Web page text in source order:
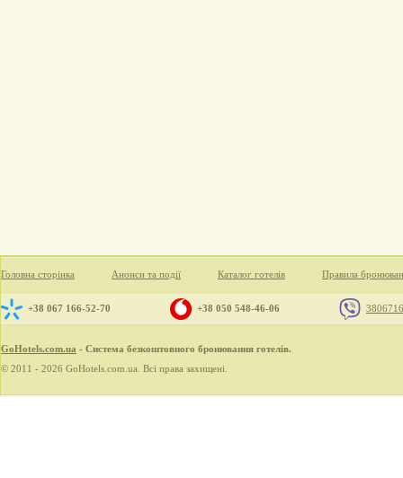
Головна сторінка Анонси та події Каталог готелів Правила
+38 067 166-52-70 +38 050 548-46-06
GoHotels.com.ua - Система безкоштовного бронювання готелів.
© 2011 - 2026 GoHotels.com.ua. Всі права захищені.